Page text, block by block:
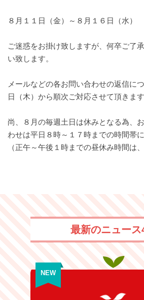
８月１１日（金）～８月１６日（水）
ご迷惑をお掛け致しますが、何卒ご了
い致します。
メールなどの各お問い合わせの返信に
日（木）から順次ご対応させて頂きます
尚、８月の毎週土日は休みとなる為、
わせは平日８時～１７時までの時間帯
（正午～午後１時までの昼休み時間は
最新のニュース
NEW